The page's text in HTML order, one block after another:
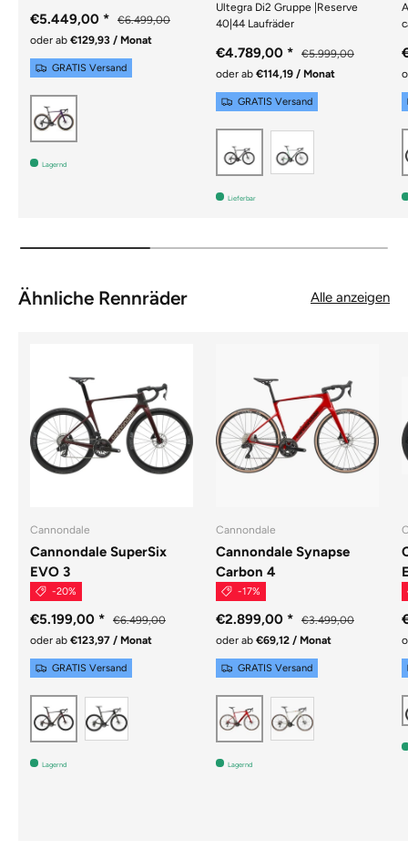
€5.449,00 *
€6.499,00
oder ab €129,93 / Monat
GRATIS Versand
Lagernd
Ultegra Di2 Gruppe |Reserve
40|44 Laufräder
€4.789,00 *
€5.999,00
oder ab €114,19 / Monat
GRATIS Versand
Schwarz
Lieferbar
Ähnliche Rennräder Alle anzeigen
Cannondale
Cannondale SuperSix
EVO 3
-20%
€5.199,00 *
€6.499,00
oder ab €123,97 / Monat
GRATIS Versand
Cherry Lacquer
Lagernd
Cannondale
Cannondale Synapse
Carbon 4
-17%
€2.899,00 *
€3.499,00
oder ab €69,12 / Monat
GRATIS Versand
Metallic Red
Lagernd